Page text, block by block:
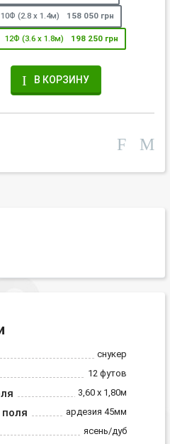
10Ф (2.8 х 1.4м) 158 050 грн
12Ф (3.6 х 1.8м) 198 250 грн
В КОРЗИНУ
снукер
12 футов
3,60 х 1,80м
ардезия 45мм
ясень/дуб